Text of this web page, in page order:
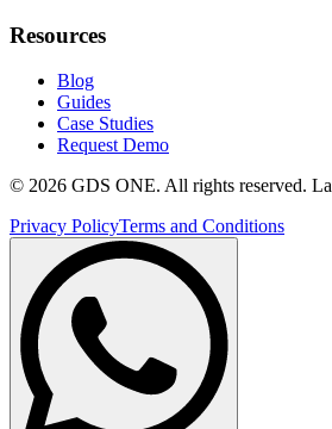
Resources
Blog
Guides
Case Studies
Request Demo
© 2026 GDS ONE. All rights reserved.
Privacy PolicyTerms and Conditions